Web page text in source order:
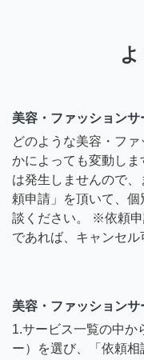
美容・ファッション
どのような美容・フ
かによっても変動し
は発生しませんので
頼申請」を頂いて、
談ください。 ※依頼申
であれば、キャンセル
美容・ファッション
1.サービス一覧の中か
ー）を選び、「依頼